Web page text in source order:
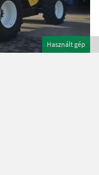
Használt gép